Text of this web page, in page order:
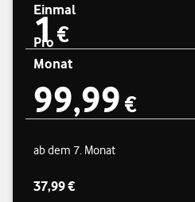
Preisübersicht
Einmal
1 € einmal
1€
Pro
Monat
99,99 € pro Monat
99,99 €
ab dem 7. Monat
37,99 €